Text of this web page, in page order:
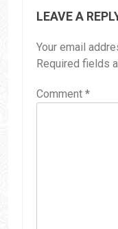
LEAVE A
Your email
Required fields
Comment *